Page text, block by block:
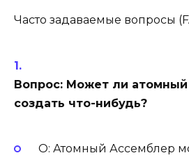
Часто задаваемые вопросы
Вопрос: Может ли
создать что-нибудь?
О: Атомный Ассемблер